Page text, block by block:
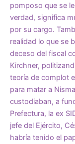
pomposo que se
verdad, significa
por su cargo.
realidad lo que se
deceso del fiscal
Kirchner,
teoría de complot
para matar a
custodiaban, a
Prefectura, la ex
jefe del Ejército,
habría tenido el